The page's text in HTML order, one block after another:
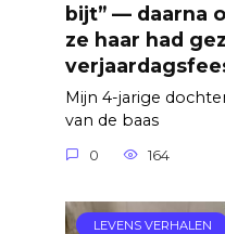
bijt” — daarna
ze haar had
Mijn 4-jarige
van de baas
0 164
LEVENS VERHALEN